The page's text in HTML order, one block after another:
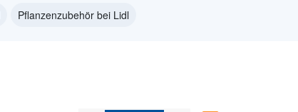
Pflanzenzubehör bei Lidl